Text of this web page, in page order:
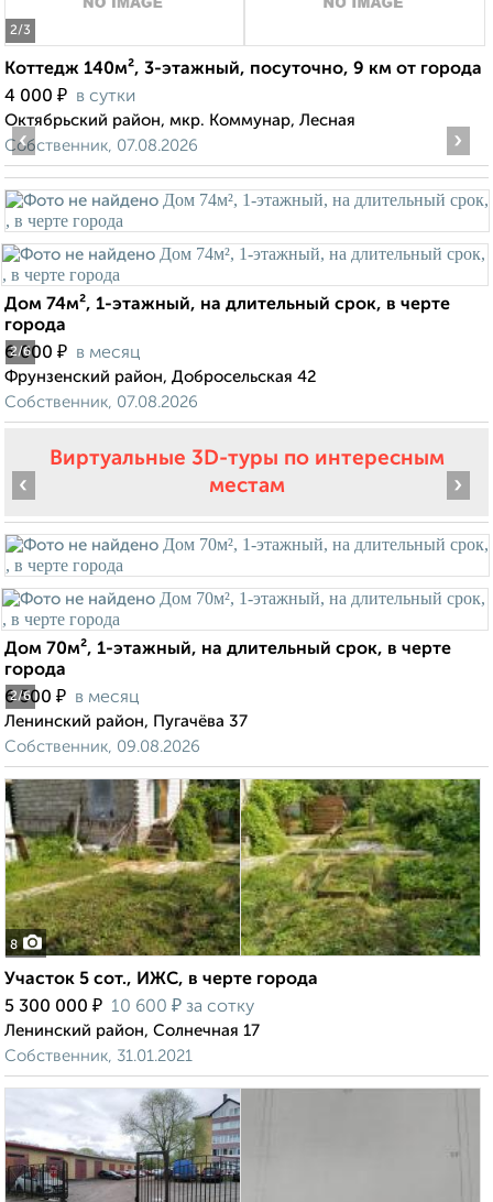
2/3
Коттедж 140м², 3-этажный, посуточно, 9 км от города
4 000 ₽ в сутки
Октябрьский район, мкр. Коммунар, Лесная
Собственник, 07.08.2026
2/6
‹ ›
Дом 74м², 1-этажный, на длительный срок, в черте
города
6 000 ₽ в месяц
Фрунзенский район, Добросельская 42
Собственник, 07.08.2026
Виртуальные 3D-туры по интересным
местам
2/6
‹ ›
Дом 70м², 1-этажный, на длительный срок, в черте
города
6 500 ₽ в месяц
Ленинский район, Пугачёва 37
Собственник, 09.08.2026
8
Участок 5 сот., ИЖС, в черте города
5 300 000 ₽ 10 600 ₽ за сотку
Ленинский район, Солнечная 17
Собственник, 31.01.2021